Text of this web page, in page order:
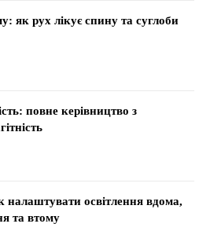
як рух лікує спину та суглоби
повне керівництво з
налаштувати освітлення вдома,
та втому